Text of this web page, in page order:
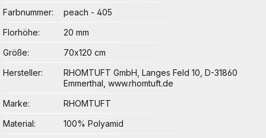
Farbnummer
peach - 405
Florhöhe
20 mm
Größe
70x120 cm
Hersteller
RHOMTUFT GmbH, Langes Feld 10, D-31860
Emmerthal, www.rhomtuft.de
Marke
RHOMTUFT
Material
100% Polyamid